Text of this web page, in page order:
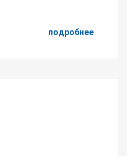
подробнее